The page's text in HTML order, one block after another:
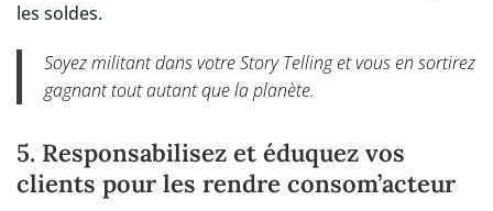
les soldes.
Soyez militant dans votre Story Telling et vous en sortirez
gagnant tout autant que la planète.
5. Responsabilisez et éduquez vos
clients pour les rendre consom’acteur